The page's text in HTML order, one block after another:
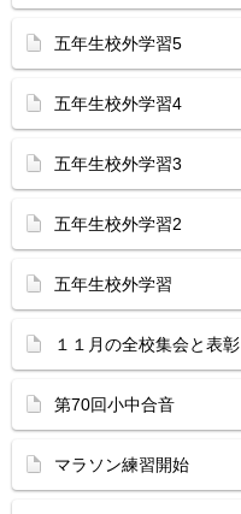
五年生校外学習5
五年生校外学習4
五年生校外学習3
五年生校外学習2
五年生校外学習
１１月の全校集会と表彰
第70回小中合音
マラソン練習開始